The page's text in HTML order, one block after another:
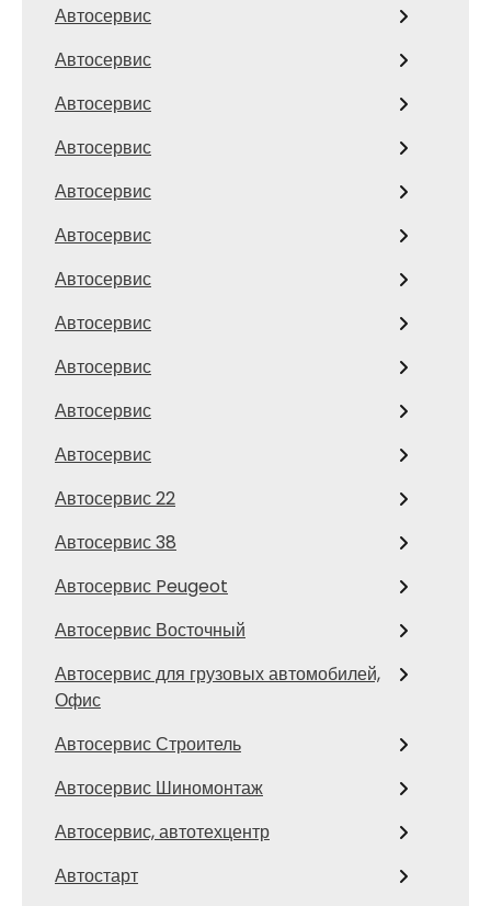
Автосервис
Автосервис
Автосервис
Автосервис
Автосервис
Автосервис
Автосервис
Автосервис
Автосервис
Автосервис
Автосервис
Автосервис 22
Автосервис 38
Автосервис Peugeot
Автосервис Восточный
Автосервис для грузовых автомобилей,
Офис
Автосервис Строитель
Автосервис Шиномонтаж
Автосервис, автотехцентр
Автостарт